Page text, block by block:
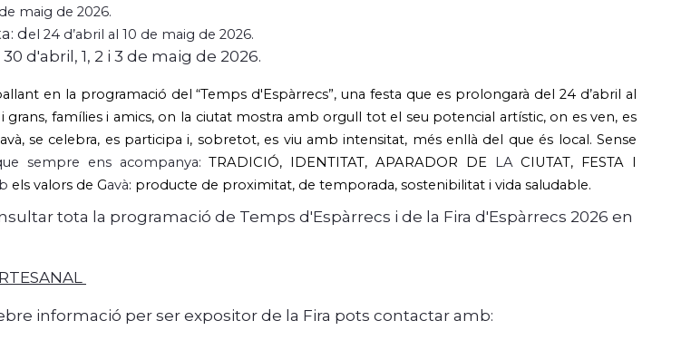
maig de 2026.
d el 24 d’abril al 10 de maig de 2026.
d'abril, 1, 2 i 3 de maig de 2026.
en la programació del “Temps d'Espàrrecs”, una festa que es prolongarà del 24 d’abril al
grans, famílies i amics, on la ciutat mostra amb orgull tot el seu potencial artístic, on es ven, es
se celebra, es participa i, sobretot, es viu amb intensitat, més enllà del que és local. Sense
sempre ens acompanya:TRADICIÓ, IDENTITAT, APARADOR DE LACIUTAT, FESTA I
els valors de Gavà: producte de proximitat, de temporada, sostenibilitat i vida saludable.
tota la programació de Temps d'Espàrrecs i de la Fira d'Espàrrecs 2026 en
informació per ser expositor de la Fira pots contactar amb: